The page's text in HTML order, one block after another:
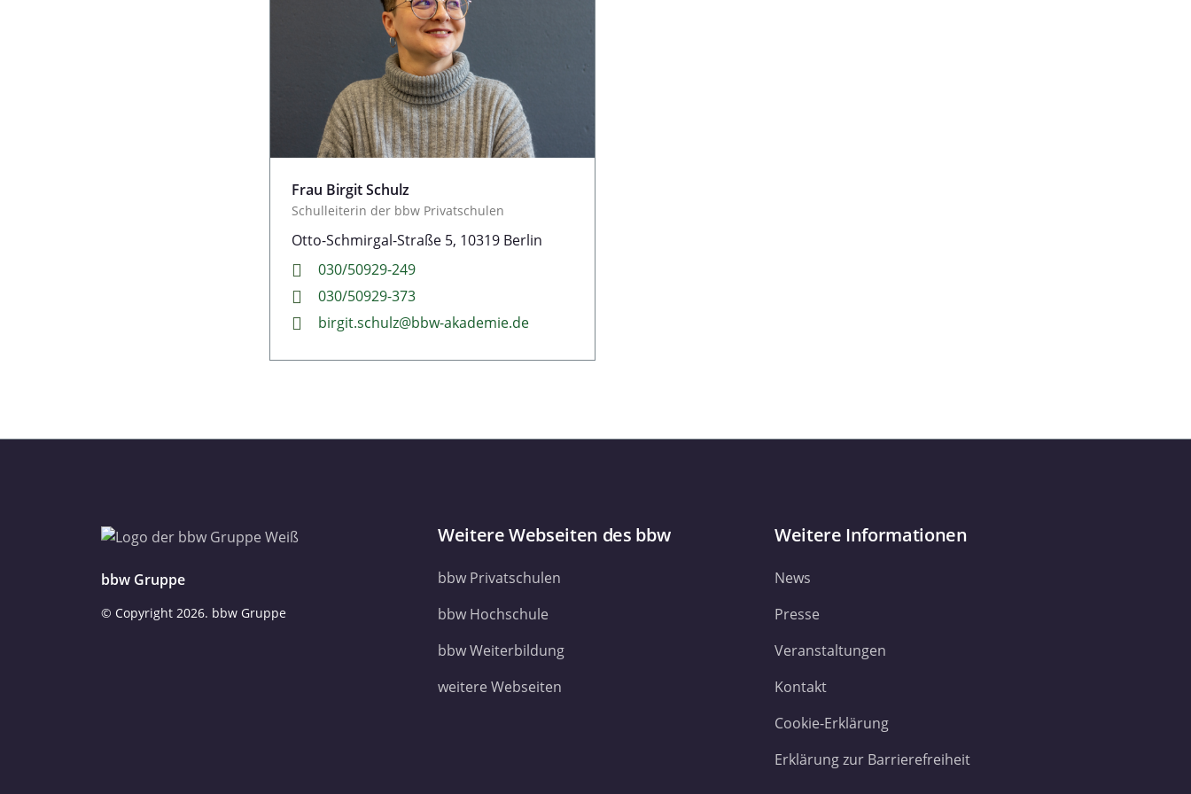
Frau Birgit Schulz
Schulleiterin der bbw Privatschulen
Otto-Schmirgal-Straße 5, 10319 Berlin
030/50929-249
030/50929-373
birgit.schulz@bbw-akademie.de
bbw Gruppe
© Copyright 2026. bbw Gruppe
Weitere Webseiten des bbw
bbw Privatschulen
bbw Hochschule
bbw Weiterbildung
weitere Webseiten
Weitere Informationen
News
Presse
Veranstaltungen
Kontakt
Cookie-Erklärung
Erklärung zur Barrierefreiheit